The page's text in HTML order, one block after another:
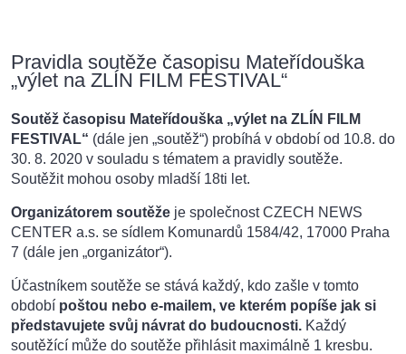
Pravidla soutěže časopisu Mateřídouška
„výlet na ZLÍN FILM FESTIVAL“
Soutěž časopisu Mateřídouška „výlet na ZLÍN FILM
FESTIVAL“ (dále jen „soutěž“) probíhá v období od 10.8. do
30. 8. 2020 v souladu s tématem a pravidly soutěže.
Soutěžit mohou osoby mladší 18ti let.
Organizátorem soutěže je společnost CZECH NEWS
CENTER a.s. se sídlem Komunardů 1584/42, 17000 Praha
7 (dále jen „organizátor“).
Účastníkem soutěže se stává každý, kdo zašle v tomto
období poštou nebo e-mailem, ve kterém popíše jak si
představujete svůj návrat do budoucnosti. Každý
soutěžící může do soutěže přihlásit maximálně 1 kresbu.